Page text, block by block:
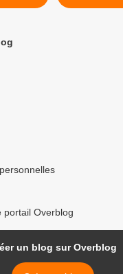
portail Overblog
un blog sur Overblog